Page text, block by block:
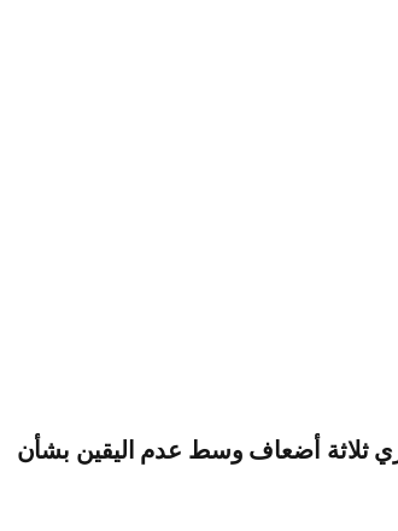
ثلاثة أضعاف وسط عدم اليقين بشأن